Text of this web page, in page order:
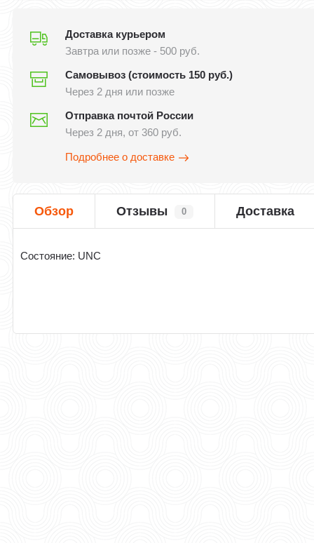
Доставка курьером
Завтра или позже - 500 руб.
Самовывоз (стоимость 150 руб.)
Через 2 дня или позже
Отправка почтой России
Через 2 дня, от 360 руб.
Подробнее о доставке
Обзор Отзывы 0 Доставка
Cостояние: UNC